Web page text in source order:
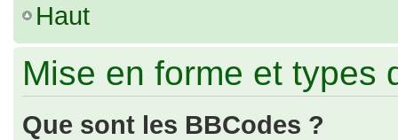
Haut
Mise en forme et types
Que sont les BBCodes ?